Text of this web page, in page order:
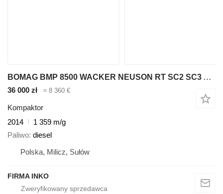
BOMAG BMP 8500 WACKER NEUSON RT SC2 SC3 AMMANN RAMMAX 1575
36 000 zł ≈ 8 360 €
Kompaktor
2014
1 359 m/g
Paliwo diesel
Polska, Milicz, Sułów
FIRMA INKO